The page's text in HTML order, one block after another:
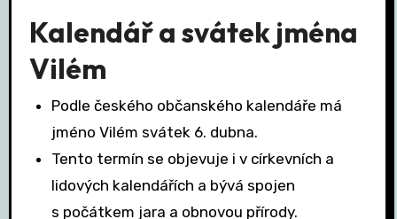
Kalendář a svátek jména
Vilém
Podle českého občanského kalendáře má
jméno Vilém svátek 6. dubna.
Tento termín se objevuje i v církevních a
lidových kalendářích a bývá spojen
s počátkem jara a obnovou přírody.